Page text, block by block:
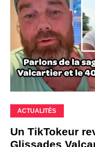
ACTUALITÉS
Un TikTokeur
Glissades